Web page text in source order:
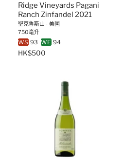
Ridge Vineyards Pagani
Ranch Zinfandel 2021
聖克魯斯山 ∙ 美國
750毫升
WS 93 WE 94
HK$500